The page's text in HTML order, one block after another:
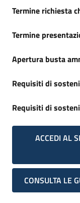
Termine richiesta
Termine
Apertura busta
Requisiti di
Requisiti di
ACCEDI AL
CONSULTA LE